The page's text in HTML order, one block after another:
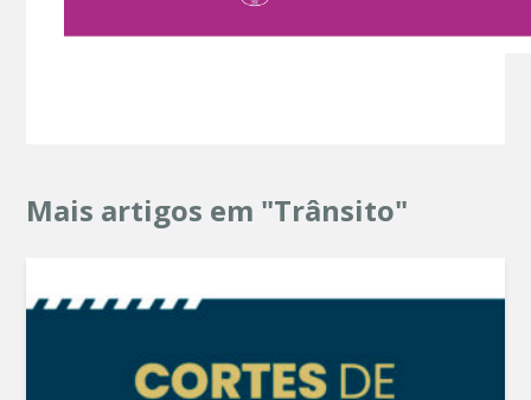
Mais artigos em "Trânsito"